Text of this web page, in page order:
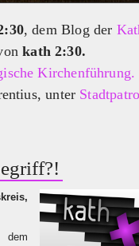
, dem Blog der
kath 2:30.
Kirchenführung.
unter